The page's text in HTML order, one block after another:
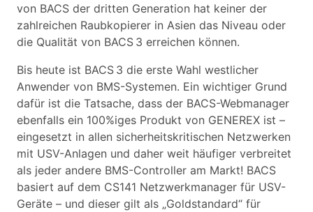
von BACS der dritten Generation hat keiner der
zahlreichen Raubkopierer in Asien das Niveau oder
die Qualität von BACS 3 erreichen können.
Bis heute ist BACS 3 die erste Wahl westlicher
Anwender von BMS-Systemen. Ein wichtiger Grund
dafür ist die Tatsache, dass der BACS-Webmanager
ebenfalls ein 100%iges Produkt von GENEREX ist –
eingesetzt in allen sicherheitskritischen Netzwerken
mit USV-Anlagen und daher weit häufiger verbreitet
als jeder andere BMS-Controller am Markt! BACS
basiert auf dem CS141 Netzwerkmanager für USV-
Geräte – und dieser gilt als „Goldstandard“ für